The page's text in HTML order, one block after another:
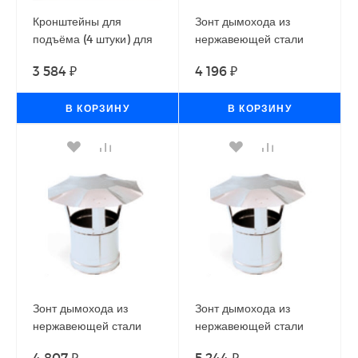
Кронштейны для
подъёма (4 штуки) для
Ballu-Biemmedue EC,
GE
3 584 ₽
В КОРЗИНУ
Зонт дымохода из
нержавеющей стали
теплогенераторов
Ballu-Biemmedue
4 196 ₽
В КОРЗИНУ
Зонт дымохода из
нержавеющей стали
Зонт дымохода из
нержавеющей стали